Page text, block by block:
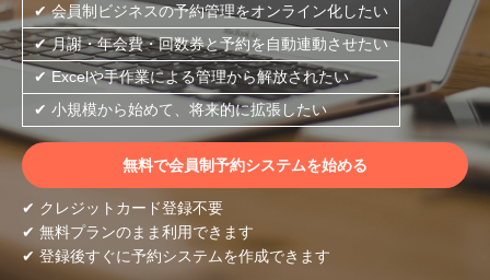
✔ 会員制ビジネスの予約管理をオンライン化したい
✔ 月謝・年会費・回数券と予約を自動連動させたい
✔ Excelや手作業による管理から解放されたい
✔ 小規模から始めて、将来的に拡張したい
無料で会員制予約システムを始める
✔ クレジットカード登録不要
✔ 無料プランのまま利用できます
✔ 登録後すぐに予約システムを作成できます